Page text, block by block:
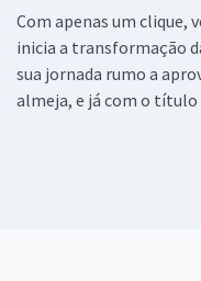
Com apenas um clique,
inicia a transformação
sua jornada rumo a
almeja, e já com o título